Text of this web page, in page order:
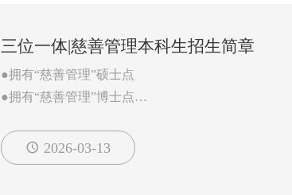
三位一体|慈善管理本科生招生简章
●拥有“慈善管理”硕士点
●拥有“慈善管理”博士点
●42个实践基地
●全省共同富裕计算科学重点实验室
2026-03-13